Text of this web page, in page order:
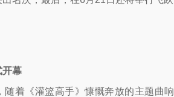
开幕
《灌篮高手》慷慨奔放的主题曲响